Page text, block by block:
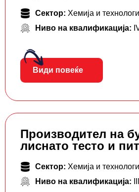
Сектор: Хемија и
Ниво на квалификација:
Види повеќе
Производител на
лиснато тесто и
Сектор: Хемија и
Ниво на квалификација: